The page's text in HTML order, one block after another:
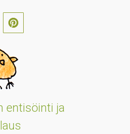
entisöinti ja